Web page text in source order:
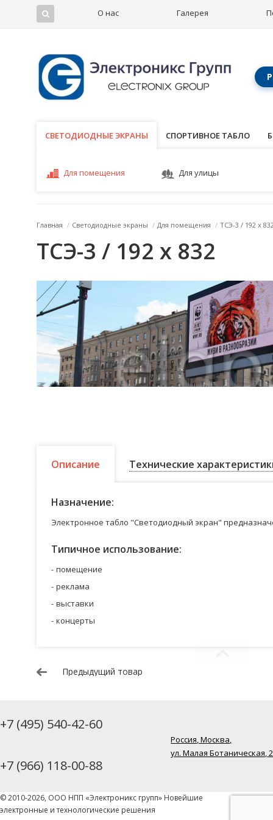
О нас Галерея
СВЕТОДИОДНЫЕ ЭКРАНЫ
СВЕТОДИОДНЫЕ ЭКРАНЫ СПОРТИВНОЕ ТАБЛО
Для помещения Для улицы
Главная / Светодиодные экраны / Для помещения / ТСЭ-3 / 192 x
ТСЭ-3 / 192 x 832
Описание Технические
Назначение:
Электронное табло "Светодиодный экран"
Типичное использование:
помещение
реклама
выставки
концерты
Предыдущий товар
+7 (495) 540-42-60
+7 (966) 118-00-88
Россия, Москва,
ул. Малая Ботаническая,
© 2010-2026, ООО НПП «Электроникс групп» Новейшие
электронные и технологические решения